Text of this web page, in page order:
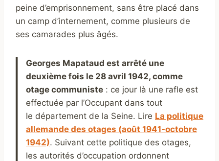
peine d’emprisonnement, sans être placé dans
un camp d’internement, comme plusieurs de
ses camarades plus âgés.
Georges Mapataud est arrêté une
deuxième fois le 28 avril 1942, comme
otage communiste : ce jour là une rafle est
effectuée par l’Occupant dans tout
le département de la Seine. Lire La politique
allemande des otages (août 1941-octobre
1942). Suivant cette politique des otages,
les autorités d’occupation ordonnent